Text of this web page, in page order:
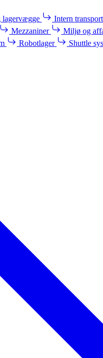
lagervægge Intern
Mezzaniner Miljø og
Robotlager Shuttle